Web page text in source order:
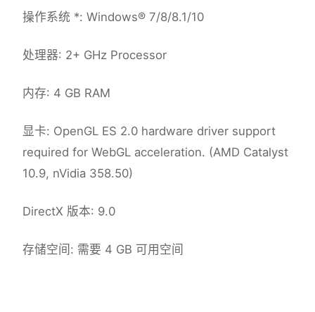
操作系统 *: Windows® 7/8/8.1/10
处理器: 2+ GHz Processor
内存: 4 GB RAM
显卡: OpenGL ES 2.0 hardware driver support
required for WebGL acceleration. (AMD Catalyst
10.9, nVidia 358.50)
DirectX 版本: 9.0
存储空间: 需要 4 GB 可用空间